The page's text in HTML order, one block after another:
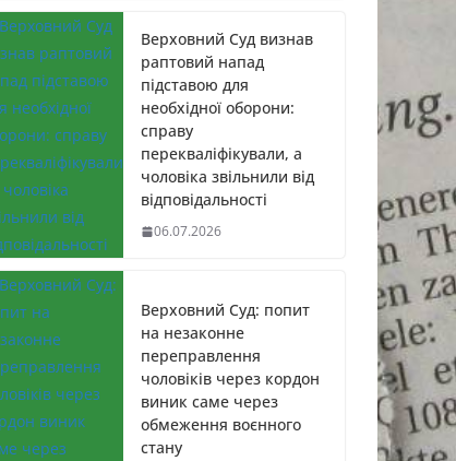
Верховний Суд визнав
раптовий напад
підставою для
необхідної оборони:
справу
перекваліфікували, а
чоловіка звільнили від
відповідальності
06.07.2026
Верховний Суд: попит
на незаконне
переправлення
чоловіків через кордон
виник саме через
обмеження воєнного
стану